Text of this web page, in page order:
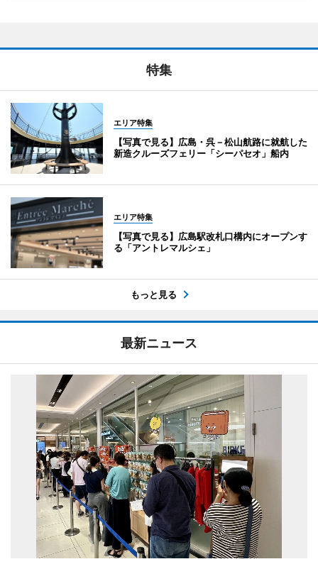
特集
エリア特集
【写真で見る】広島・呉－松山航路に就航した
新造クルーズフェリー「シーパセオ」船内
エリア特集
【写真で見る】広島駅改札口構内にオープンす
る「アントレマルシェ」
もっと見る
最新ニュース